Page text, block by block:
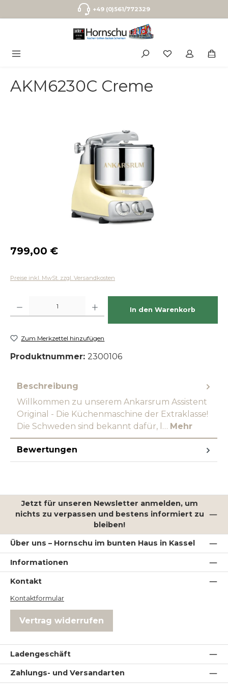
Zum Hauptinhalt springen+49 (0)561/772329
AKM6230C Creme
Regulärer Preis:
799,00 €
Preise inkl. MwSt. zzgl. Versandkosten
In den Warenkorb
Zum Merkzettel hinzufügen
Produktnummer: 2300106
Beschreibung
Willkommen zu unserem Ankarsrum Assistent
Original - Die Küchenmaschine der Extraklasse!
Die Schweden sind bekannt dafür, l… Mehr
Bewertungen
Jetzt für unseren Newsletter anmelden, um
nichts zu verpassen und bestens informiert zu
bleiben!
Über uns – Hornschu im bunten Haus in Kassel
Informationen
Kontakt
Kontaktformular
Vertrag widerrufen
Ladengeschäft
Zahlungs- und Versandarten